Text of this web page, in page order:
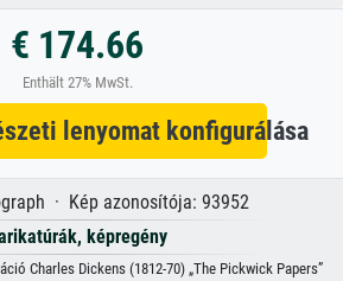
€ 174.66
Enthält 27% MwSt.
lenyomat konfigurálása
· Kép azonosítója: 93952
képregény
Charles Dickens (1812-70) „The Pickwick Papers”